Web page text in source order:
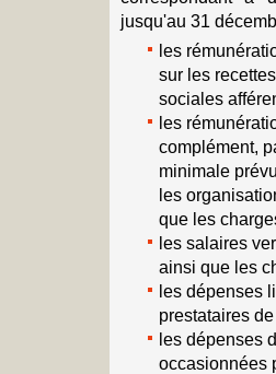
jusqu'au 31
les
sur les
sociales
les
complément,
minimale
les
que les
les salaires
ainsi que les
les dépenses
prestataires
les dépenses
occasionnées